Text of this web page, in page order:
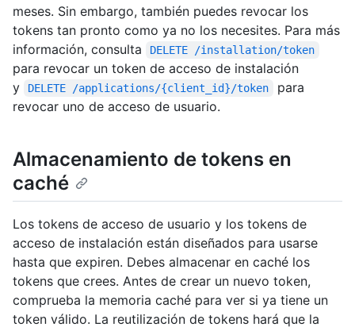
meses. Sin embargo, también puedes revocar los
tokens tan pronto como ya no los necesites. Para más
información, consulta
DELETE /installation/token
para revocar un token de acceso de instalación
y
DELETE /applications/{client_id}/token
para
revocar uno de acceso de usuario.
Almacenamiento de tokens en
caché
Los tokens de acceso de usuario y los tokens de
acceso de instalación están diseñados para usarse
hasta que expiren. Debes almacenar en caché los
tokens que crees. Antes de crear un nuevo token,
comprueba la memoria caché para ver si ya tiene un
token válido. La reutilización de tokens hará que la